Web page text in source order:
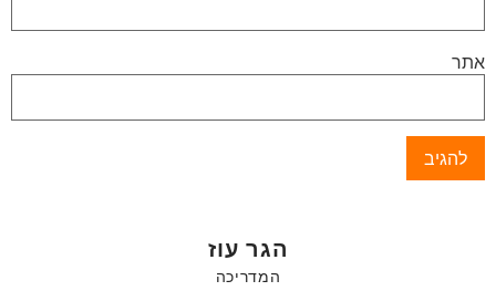
אתר
הגר עוז
המדריכה